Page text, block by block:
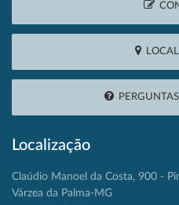
Localização
Claúdio Manoel da Costa, 900 -
Várzea da Palma-MG